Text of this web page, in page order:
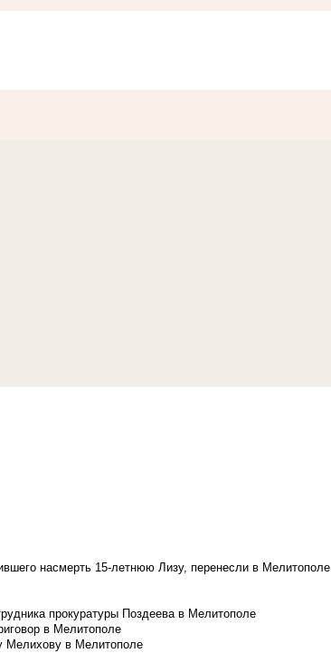
насмерть 15-летнюю Лизу, перенесли в Мелитополе
прокуратуры Поздеева в Мелитополе
в Мелитополе
Мелихову в Мелитополе